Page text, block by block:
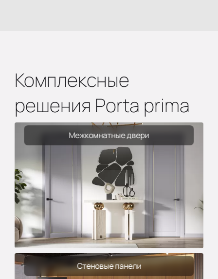
Комплексные
решения Porta prima
Межкомнатные двери
Стеновые панели